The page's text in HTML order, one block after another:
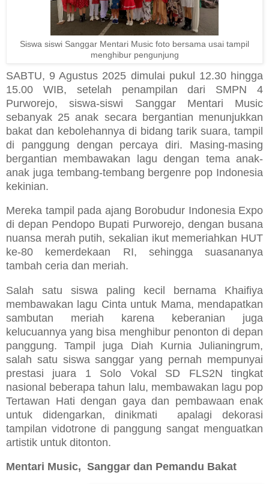
Siswa siswi Sanggar Mentari Music foto bersama usai tampil
menghibur pengunjung
SABTU, 9 Agustus 2025 dimulai pukul 12.30 hingga
15.00 WIB, setelah penampilan dari SMPN 4
Purworejo, siswa-siswi Sanggar Mentari Music
sebanyak 25 anak secara bergantian menunjukkan
bakat dan kebolehannya di bidang tarik suara, tampil
di panggung dengan percaya diri. Masing-masing
bergantian membawakan lagu dengan tema anak-
anak juga tembang-tembang bergenre pop Indonesia
kekinian.
Mereka tampil pada ajang Borobudur Indonesia Expo
di depan Pendopo Bupati Purworejo, dengan busana
nuansa merah putih, sekalian ikut memeriahkan HUT
ke-80 kemerdekaan RI, sehingga suasananya
tambah ceria dan meriah.
Salah satu siswa paling kecil bernama Khaifiya
membawakan lagu Cinta untuk Mama, mendapatkan
sambutan meriah karena keberanian juga
kelucuannya yang bisa menghibur penonton di depan
panggung.
Tampil juga Diah Kurnia Julianingrum,
salah satu siswa sanggar yang pernah mempunyai
prestasi juara 1 Solo Vokal SD FLS2N tingkat
nasional beberapa tahun lalu, membawakan lagu pop
Tertawan Hati dengan gaya dan pembawaan enak
untuk didengarkan, dinikmati
apalagi dekorasi
tampilan vidotrone di panggung sangat menguatkan
artistik untuk ditonton.
Mentari Music, Sanggar dan Pemandu Bakat